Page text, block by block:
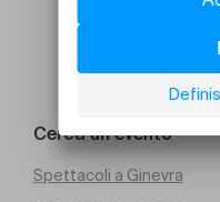
Cerca un evento
Spettacoli a Ginevra